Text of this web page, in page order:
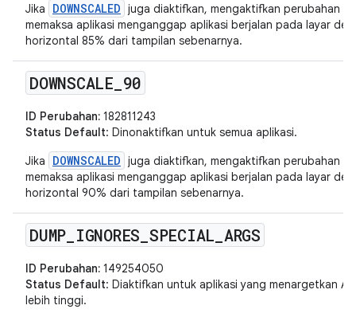
Jika
DOWNSCALED juga diaktifkan, mengaktifkan perubahan
memaksa aplikasi menganggap aplikasi berjalan pada layar
horizontal 85% dari tampilan sebenarnya.
DOWNSCALE 90
ID Perubahan: 182811243
Status Default: Dinonaktifkan untuk semua aplikasi.
Jika
DOWNSCALED juga diaktifkan, mengaktifkan perubahan
memaksa aplikasi menganggap aplikasi berjalan pada layar
horizontal 90% dari tampilan sebenarnya.
DUMP IGNORES SPECIAL ARGS
ID Perubahan: 149254050
Status Default: Diaktifkan untuk aplikasi yang menargetkan
lebih tinggi.